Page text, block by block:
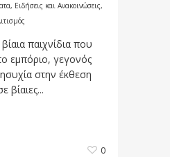
, Ειδήσεις και Ανακοινώσεις,
παιχνίδια που
εμπόριο, γεγονός
στην έκθεση
βίαιες...
0